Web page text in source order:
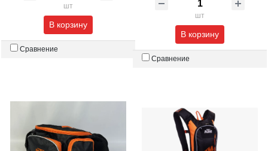
шт
В корзину
Сравнение
шт
В корзину
Сравнение